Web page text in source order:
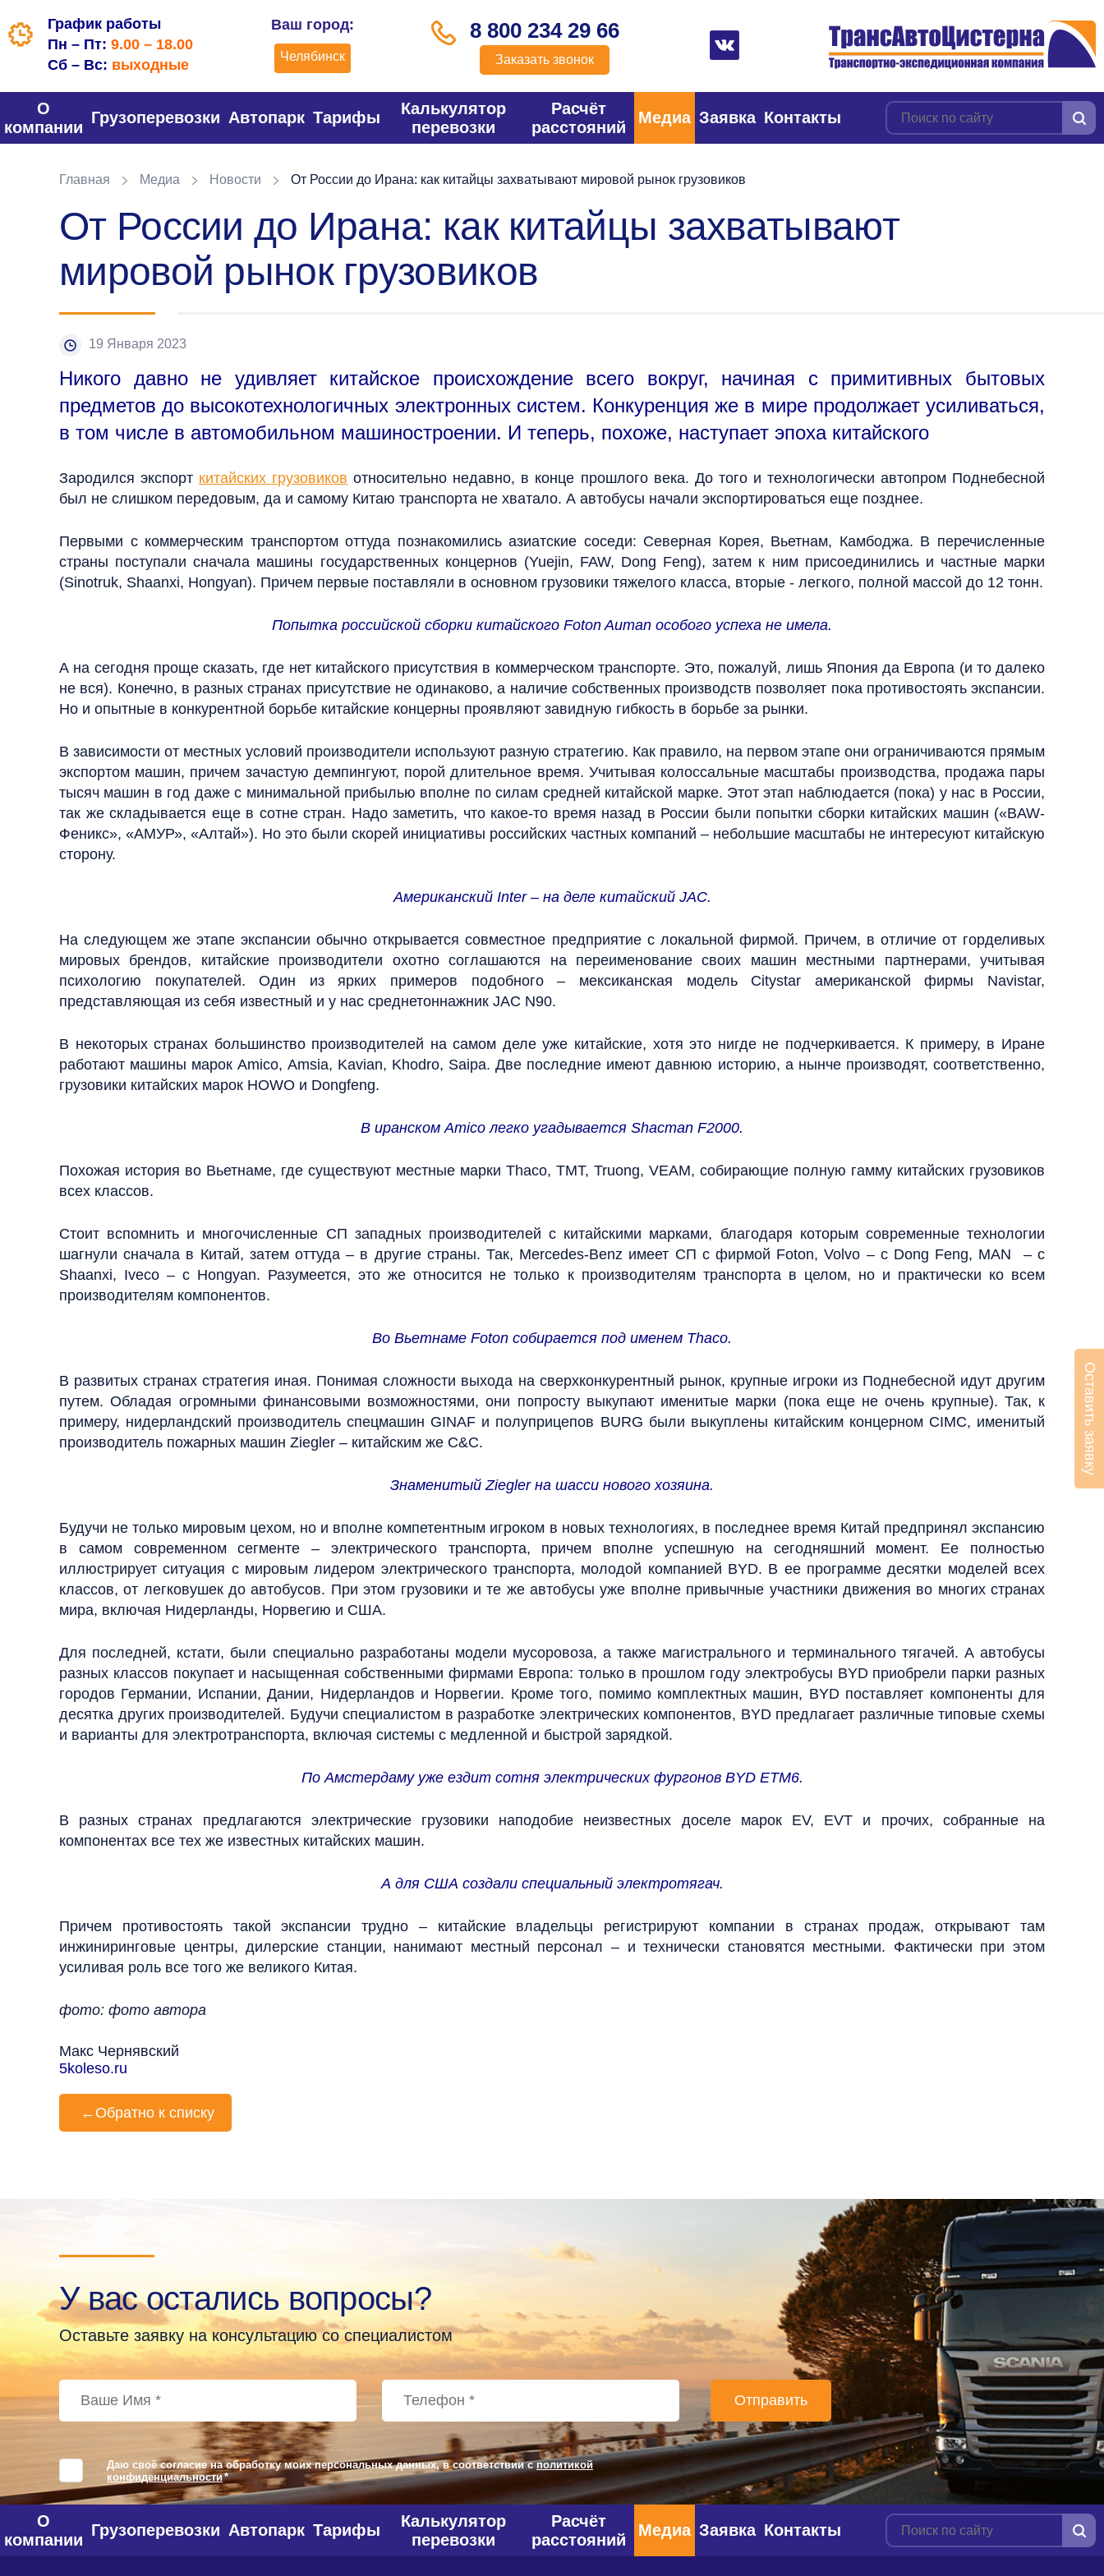
График работы
Пн – Пт: 9.00 – 18.00
Сб – Вс: выходные
Ваш город:
Челябинск
8 800 234 29 66
Заказать звонок
О
компании
Грузоперевозки Автопарк Тарифы
Калькулятор
перевозки
Расчёт
расстояний
Медиа Заявка Контакты
Главная Медиа Новости От России до Ирана: как китайцы захватывают мировой рынок грузовиков
От России до Ирана: как китайцы захватывают
мировой рынок грузовиков
19 Января 2023
Никого давно не удивляет китайское происхождение всего вокруг, начиная с примитивных бытовых
предметов до высокотехнологичных электронных систем. Конкуренция же в мире продолжает усиливаться,
в том числе в автомобильном машиностроении. И теперь, похоже, наступает эпоха китайского
Зародился экспорт китайских грузовиков относительно недавно, в конце прошлого века. До того и технологически автопром Поднебесной
был не слишком передовым, да и самому Китаю транспорта не хватало. А автобусы начали экспортироваться еще позднее.
Первыми с коммерческим транспортом оттуда познакомились азиатские соседи: Северная Корея, Вьетнам, Камбоджа. В перечисленные
страны поступали сначала машины государственных концернов (Yuejin, FAW, Dong Feng), затем к ним присоединились и частные марки
(Sinotruk, Shaanxi, Hongyan). Причем первые поставляли в основном грузовики тяжелого класса, вторые - легкого, полной массой до 12 тонн.
Попытка российской сборки китайского Foton Auman особого успеха не имела.
А на сегодня проще сказать, где нет китайского присутствия в коммерческом транспорте. Это, пожалуй, лишь Япония да Европа (и то далеко
не вся). Конечно, в разных странах присутствие не одинаково, а наличие собственных производств позволяет пока противостоять экспансии.
Но и опытные в конкурентной борьбе китайские концерны проявляют завидную гибкость в борьбе за рынки.
В зависимости от местных условий производители используют разную стратегию. Как правило, на первом этапе они ограничиваются прямым
экспортом машин, причем зачастую демпингуют, порой длительное время. Учитывая колоссальные масштабы производства, продажа пары
тысяч машин в год даже с минимальной прибылью вполне по силам средней китайской марке. Этот этап наблюдается (пока) у нас в России,
так же складывается еще в сотне стран. Надо заметить, что какое-то время назад в России были попытки сборки китайских машин («BAW-
Феникс», «АМУР», «Алтай»). Но это были скорей инициативы российских частных компаний – небольшие масштабы не интересуют китайскую
сторону.
Американский Inter – на деле китайский JAC.
На следующем же этапе экспансии обычно открывается совместное предприятие с локальной фирмой. Причем, в отличие от горделивых
мировых брендов, китайские производители охотно соглашаются на переименование своих машин местными партнерами, учитывая
психологию покупателей. Один из ярких примеров подобного – мексиканская модель Citystar американской фирмы Navistar,
представляющая из себя известный и у нас среднетоннажник JAC N90.
В некоторых странах большинство производителей на самом деле уже китайские, хотя это нигде не подчеркивается. К примеру, в Иране
работают машины марок Amico, Amsia, Kavian, Khodro, Saipa. Две последние имеют давнюю историю, а нынче производят, соответственно,
грузовики китайских марок HOWO и Dongfeng.
В иранском Amico легко угадывается Shacman F2000.
Похожая история во Вьетнаме, где существуют местные марки Thaco, TMT, Truong, VEAM, собирающие полную гамму китайских грузовиков
всех классов.
Стоит вспомнить и многочисленные СП западных производителей с китайскими марками, благодаря которым современные технологии
шагнули сначала в Китай, затем оттуда – в другие страны. Так, Mercedes-Benz имеет СП с фирмой Foton, Volvo – с Dong Feng, MAN – с
Shaanxi, Iveco – с Hongyan. Разумеется, это же относится не только к производителям транспорта в целом, но и практически ко всем
производителям компонентов.
Во Вьетнаме Foton собирается под именем Thaco.
В развитых странах стратегия иная. Понимая сложности выхода на сверхконкурентный рынок, крупные игроки из Поднебесной идут другим
путем. Обладая огромными финансовыми возможностями, они попросту выкупают именитые марки (пока еще не очень крупные). Так, к
примеру, нидерландский производитель спецмашин GINAF и полуприцепов BURG были выкуплены китайским концерном CIMC, именитый
производитель пожарных машин Ziegler – китайским же C&C.
Знаменитый Ziegler на шасси нового хозяина.
Будучи не только мировым цехом, но и вполне компетентным игроком в новых технологиях, в последнее время Китай предпринял экспансию
в самом современном сегменте – электрического транспорта, причем вполне успешную на сегодняшний момент. Ее полностью
иллюстрирует ситуация с мировым лидером электрического транспорта, молодой компанией BYD. В ее программе десятки моделей всех
классов, от легковушек до автобусов. При этом грузовики и те же автобусы уже вполне привычные участники движения во многих странах
мира, включая Нидерланды, Норвегию и США.
Для последней, кстати, были специально разработаны модели мусоровоза, а также магистрального и терминального тягачей. А автобусы
разных классов покупает и насыщенная собственными фирмами Европа: только в прошлом году электробусы BYD приобрели парки разных
городов Германии, Испании, Дании, Нидерландов и Норвегии. Кроме того, помимо комплектных машин, BYD поставляет компоненты для
десятка других производителей. Будучи специалистом в разработке электрических компонентов, BYD предлагает различные типовые схемы
и варианты для электротранспорта, включая системы с медленной и быстрой зарядкой.
По Амстердаму уже ездит сотня электрических фургонов BYD ETM6.
В разных странах предлагаются электрические грузовики наподобие неизвестных доселе марок EV, EVT и прочих, собранные на
компонентах все тех же известных китайских машин.
А для США создали специальный электротягач.
Причем противостоять такой экспансии трудно – китайские владельцы регистрируют компании в странах продаж, открывают там
инжиниринговые центры, дилерские станции, нанимают местный персонал – и технически становятся местными. Фактически при этом
усиливая роль все того же великого Китая.
фото: фото автора
Макс Чернявский
5koleso.ru
← Обратно к списку
У вас остались вопросы?
Оставьте заявку на консультацию со специалистом
Даю своё согласие на обработку моих персональных данных, в соответствии сполитикой
конфиденциальности*
О
компании
Грузоперевозки Автопарк Тарифы
Калькулятор
перевозки
Расчёт
расстояний
Медиа Заявка Контакты
Оставить заявку